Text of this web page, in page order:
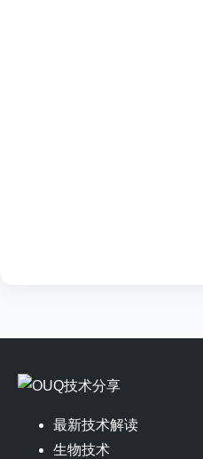
最新技术解读
生物技术